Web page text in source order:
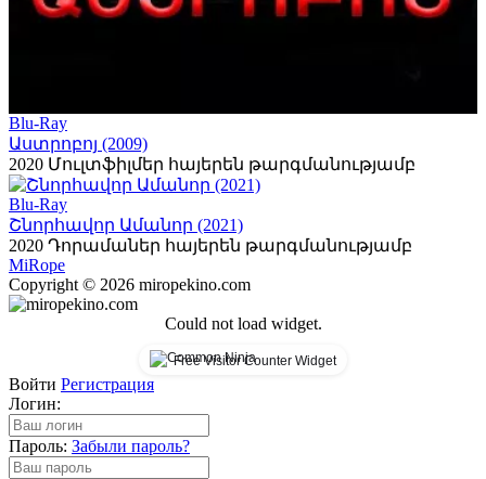
Blu-Ray
Աստրոբոյ (2009)
2020 Մուլտֆիլմեր հայերեն թարգմանությամբ
Blu-Ray
Շնորհավոր Ամանոր (2021)
2020 Դորամաներ հայերեն թարգմանությամբ
MiRope
Copyright © 2026 miropekino.com
Could not load widget.
Free Visitor Counter Widget
Войти Регистрация
Логин:
Пароль: Забыли пароль?